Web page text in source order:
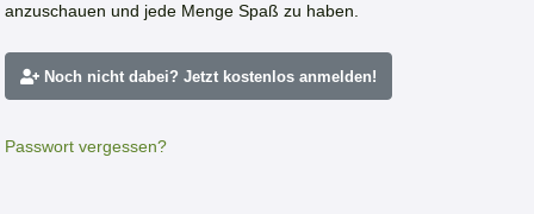
anzuschauen und jede Menge Spaß zu haben.
Noch nicht dabei? Jetzt kostenlos anmelden!
Passwort vergessen?